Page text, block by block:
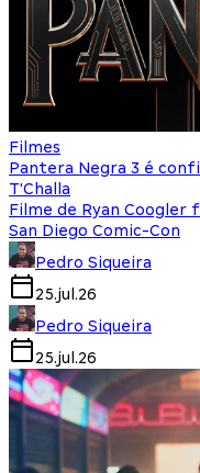
Filmes
Pantera Negra 3 é
T'Challa
Filme de Ryan Coogler
San Diego Comic-Con
Pedro Siqueira
25.jul.26
Pedro Siqueira
25.jul.26